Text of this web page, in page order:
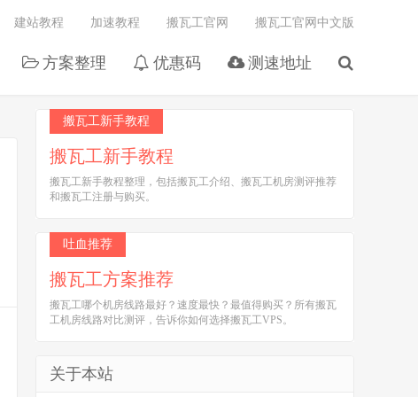
方案整理 优惠码 测速地址
建站教程 加速教程 搬瓦工官网 搬瓦工官网中文版
搬瓦工新手教程
搬瓦工新手教程
搬瓦工新手教程整理，包括搬瓦工介绍、搬瓦工机房测评推荐
和搬瓦工注册与购买。
吐血推荐
搬瓦工方案推荐
搬瓦工哪个机房线路最好？速度最快？最值得购买？所有搬瓦
工机房线路对比测评，告诉你如何选择搬瓦工VPS。
关于本站